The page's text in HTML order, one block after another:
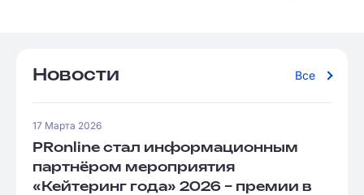
Новости Все
17 Марта 2026
PRonline стал информационным
партнёром мероприятия
«Кейтеринг года» 2026 – премии в